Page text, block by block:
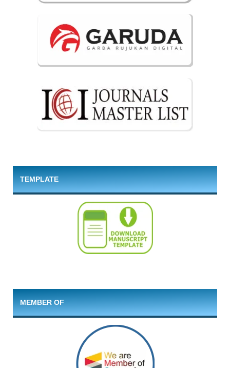
TEMPLATE
MEMBER OF